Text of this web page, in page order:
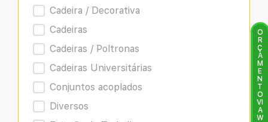
Cadeira / Decorativa
Cadeiras
Cadeiras / Poltronas
Cadeiras Universitárias
Conjuntos acoplados
Diversos
O
R
Ç
A
M
E
N
T
O
VI
A
W